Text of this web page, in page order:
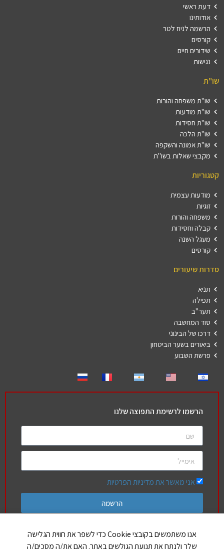
דעת ראשי
אודותינו
הרשמה לניוז לטר
קורסים
שידורים חיים
נגישות
שו"ת
שו"ת משפחה והורות
שו"ת מודעות
שו"ת חסידות
שו"ת הלכה
שו"ת אמונה והשקפה
מקבצי שאלות בשו"ת
קטגוריות
מודעות עצמית
זוגיות
משפחה והורות
קבלה וחסידות
מעגל השנה
קורסים
סדרות שיעורים
תניא
תפילה
תער"ב
סוד המחשבה
דרכו של הבינוני
ביאורים בשער הביטחון
פרשת השבוע
הרשמו לרשימת התפוצה שלנו
אני מאשר את מדיניות הפרטיות
הרשמה
אנו משתמשים בקובצי Cookie כדי לשפר את חווית הגלישה
שלך ולנתח את תנועת הגולשים באתר. האם את/ה מסכים/ה